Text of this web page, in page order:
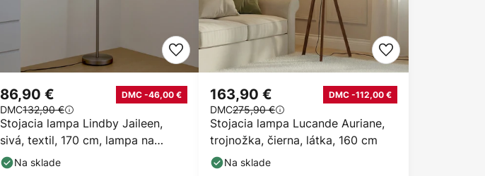
Stojacia lampa Lindby Jaileen,
sivá, textil, 170 cm, lampa na
citanie
86,90 € DMC -46,00 €
DMC132,90 €
Na sklade
Stojacia lampa Lucande Auriane,
trojnožka, čierna, látka, 160 cm
163,90 € DMC -112,00 €
DMC275,90 €
Na sklade